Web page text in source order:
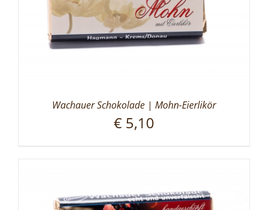
Wachauer Schokolade | Mohn-Eierlikör
€ 5,10